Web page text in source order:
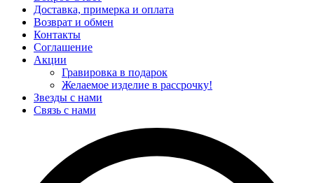
Доставка, примерка и оплата
Возврат и обмен
Контакты
Соглашение
Акции
Гравировка в подарок
Желаемое изделие в рассрочку!
Звезды с нами
Связь с нами